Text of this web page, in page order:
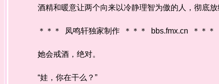
酒精和暖意让两个向来以冷静理智为傲的人，彻底放
＊＊＊ 凤鸣轩独家制作 ＊＊＊ bbs.fmx.cn ＊＊＊
她会戒酒，绝对。
“娃，你在干么？”